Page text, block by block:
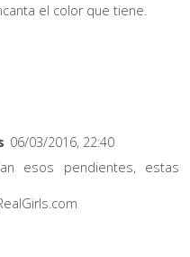
el color que tiene.
06/03/2016, 22:40
esos pendientes, estas